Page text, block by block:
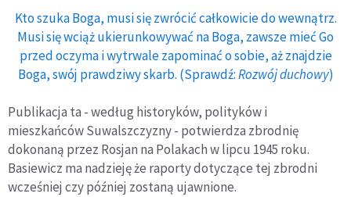
Kto szuka Boga, musi się zwrócić całkowicie do wewnątrz.
Musi się wciąż ukierunkowywać na Boga, zawsze mieć Go
przed oczyma i wytrwale zapominać o sobie, aż znajdzie
Boga, swój prawdziwy skarb. (Sprawdź:Rozwój duchowy)
Publikacja ta - według historyków, polityków i
mieszkańców Suwalszczyzny - potwierdza zbrodnię
dokonaną przez Rosjan na Polakach w lipcu 1945 roku.
Basiewicz ma nadzieję że raporty dotyczące tej zbrodni
wcześniej czy później zostaną ujawnione.